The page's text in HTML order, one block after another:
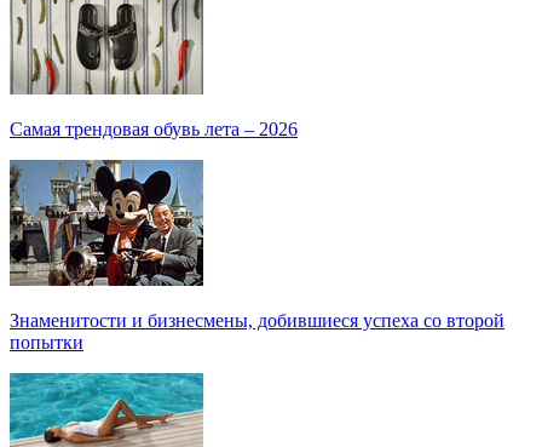
Самая трендовая обувь лета – 2026
Знаменитости и бизнесмены, добившиеся успеха со второй
попытки